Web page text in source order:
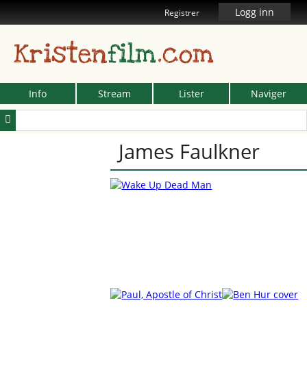
Registrer Logg inn
Kristenfilm.com
Info Stream Lister Naviger
James Faulkner